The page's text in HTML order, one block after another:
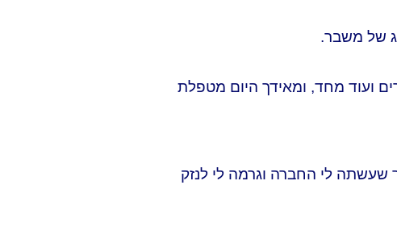
של משבר.
ועוד מחד, ומאידך היום מטפלת
לא ברור שעשתה לי החברה וגרמה לי לנזק